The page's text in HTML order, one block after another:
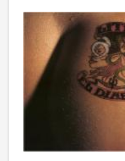
diventata negli anni una
fan. Il live album verrà
omonimo che porterà i
città italiane tra giugno
ATTENZIONE: Il disco è
Demand, i pre-ordini